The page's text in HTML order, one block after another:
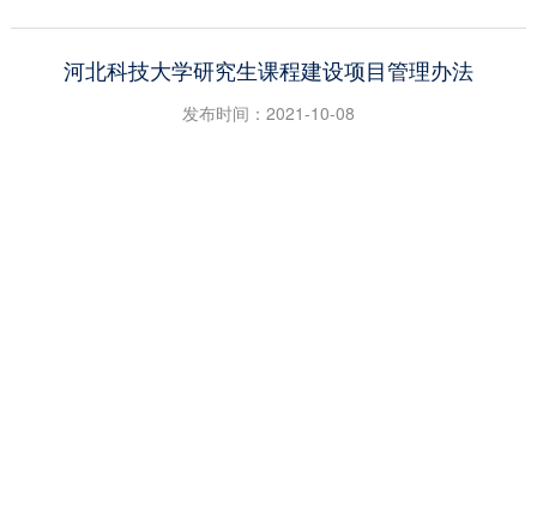
河北科技大学研究生课程建设项目管理办法
发布时间：2021-10-08